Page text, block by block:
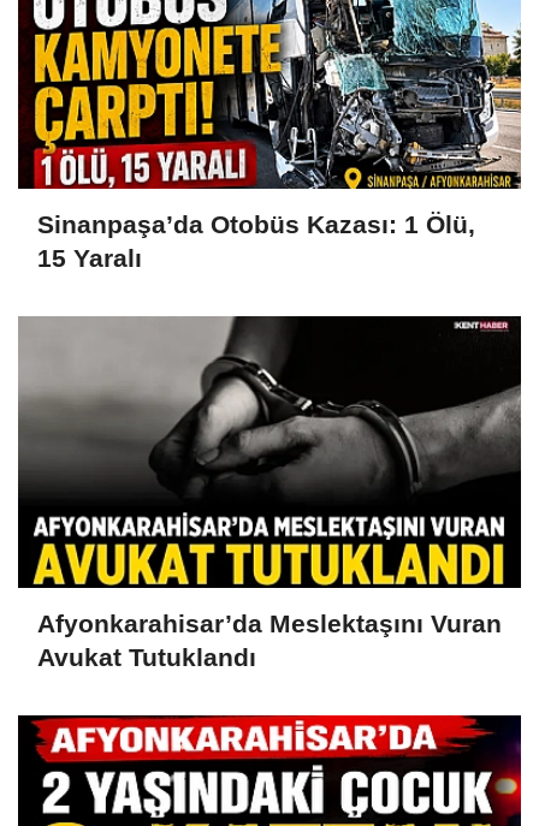
Sinanpaşa’da Otobüs Kazası: 1 Ölü,
15 Yaralı
Afyonkarahisar’da Meslektaşını Vuran
Avukat Tutuklandı